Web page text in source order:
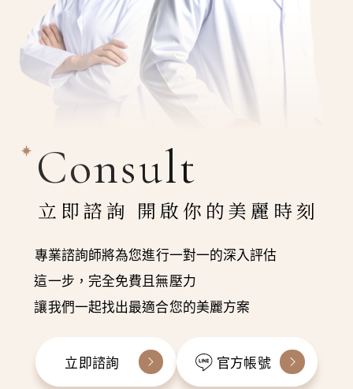
Consult
立即諮詢 開啟你的美麗時刻
專業諮詢師將為您進行一對一的深入評估
這一步，完全免費且無壓力
讓我們一起找出最適合您的美麗方案
立即諮詢 官方帳號